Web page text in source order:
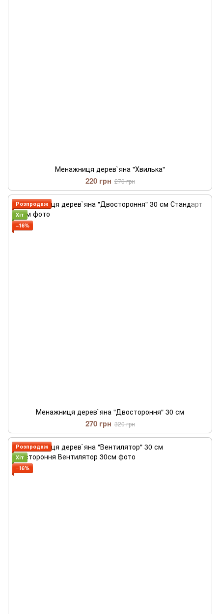
Менажниця дерев`яна "Хвилька"
220 грн 270 грн
Розпродаж
Хіт
−16%
Менажниця дерев`яна "Двостороння" 30 см
270 грн 320 грн
Розпродаж
Хіт
−16%